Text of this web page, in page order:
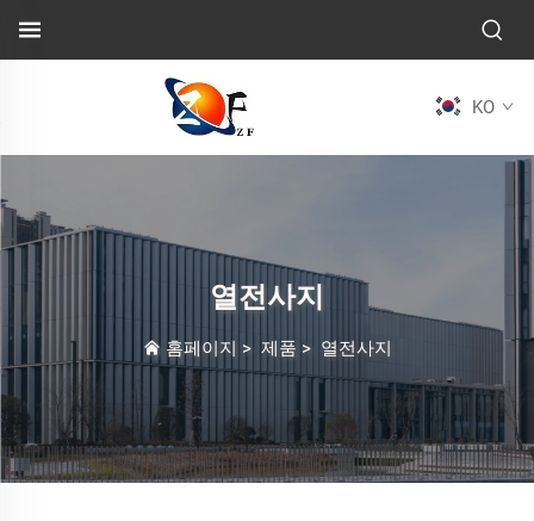
KO
열전사지
홈페이지 > 제품 > 열전사지